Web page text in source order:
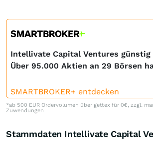
Intellivate Capital Ventures günstig
Über 95.000 Aktien an 29 Börsen
SMARTBROKER+ entdecken
*ab 500 EUR Ordervolumen über gettex für 0€, zzgl.
Zuwendungen
Stammdaten Intellivate Capital